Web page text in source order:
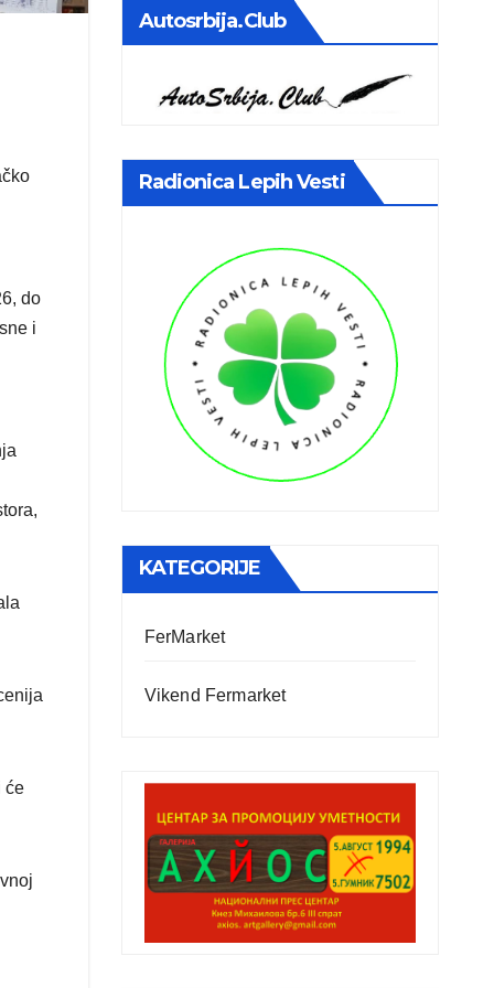
do
i
će
Autosrbija.club
Radionica Lepih Vesti
KATEGORIJE
FerMarket
Vikend Fermarket